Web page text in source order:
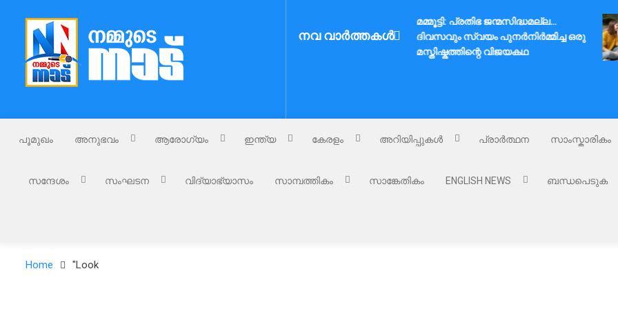
Nammude Naadu
നമ്മുടെ നാട്
നവ വാർത്തകൾ
മമ്മൂട്ടി: പ്രതിഭ ജന്മസിദ്ധമല്ല…
ദിവസവും സ്വയം പുനർനിർമ്മിച്ച ഒരു
മസ്തിഷ്കത്തിന്റെ വിജയകഥ
പൂമുഖം അനുഭവം ആരോഗ്യം ഇന്ത്യ കേരളം അറിയിപ്പുകൾ പ്രാർത്ഥന സാംസ്കാരികം
സന്ദേശം സംഘടന വിദ്യാഭ്യാസം സാമ്പത്തികം സാങ്കേതികം ENGLISH NEWS ബന്ധപെടുക
Home "Look